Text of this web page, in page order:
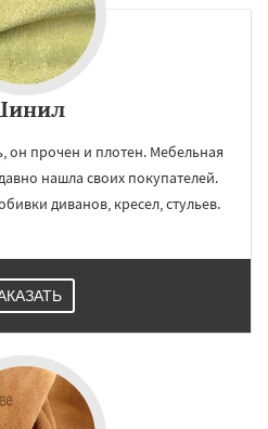
Черусти
прочен и плотен. Мебельная
нашла своих покупателей.
диванов, кресел, стульев.